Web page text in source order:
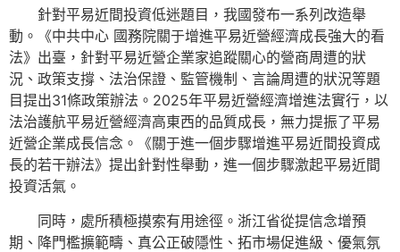
針對平易近間投資低迷題目，我國發布一系列改造舉
動。《中共中心 國務院關于增進平易近營經濟成長強大的看
法》出臺，針對平易近營企業家追蹤關心的營商周遭的狀
況、政策支撐、法治保證、監管機制、言論周遭的狀況等題
目提出31條政策辦法。2025年平易近營經濟增進法實行，以
法治護航平易近營經濟高東西的品質成長，無力提振了平易
近營企業成長信念。《關于進一個步驟增進平易近間投資成
長的若干辦法》提出針對性舉動，進一個步驟激起平易近間
投資活氣。
同時，處所積極摸索有用途徑。浙江省從提信念增預
期、降門檻擴範疇、真公正破隱性、拓市場促進級、優氣氛